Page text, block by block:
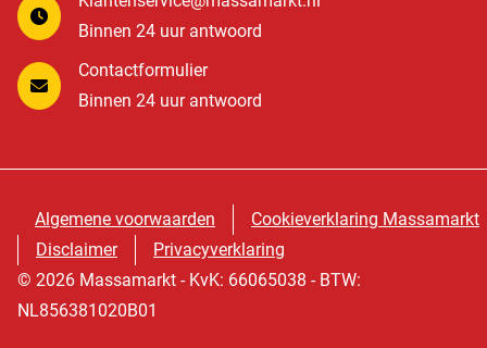
Binnen 24 uur antwoord
Contactformulier
Binnen 24 uur antwoord
Algemene voorwaarden
Cookieverklaring Massamarkt
Disclaimer
Privacyverklaring
© 2026 Massamarkt - KvK: 66065038 - BTW:
NL856381020B01